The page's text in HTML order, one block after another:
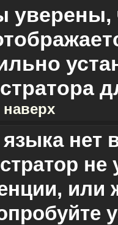
уверены,
нет
не
или